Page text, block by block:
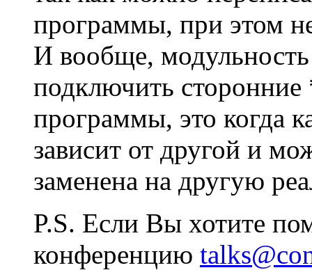
программы, при этом
И вообще,
подключить
программы, это когда
зависит от другой и
заменена на другую
P.S. Если Вы хотите
конференцию